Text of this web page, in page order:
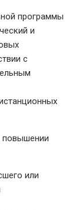
программы
и
с
повышении
или